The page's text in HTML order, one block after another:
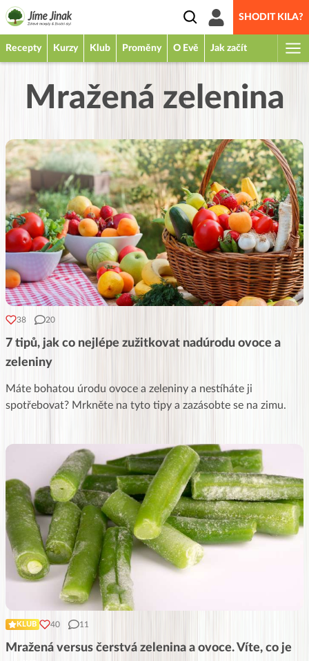
SHODIT KILA?
Recepty Kurzy Klub Proměny O Evě Jak začít
Mražená zelenina
38 20
7 tipů, jak co nejlépe zužitkovat nadúrodu ovoce a
zeleniny
Máte bohatou úrodu ovoce a zeleniny a nestíháte ji
spotřebovat? Mrkněte na tyto tipy a zazásobte se na zimu.
KLUB 40 11
Mražená versus čerstvá zelenina a ovoce. Víte, co je